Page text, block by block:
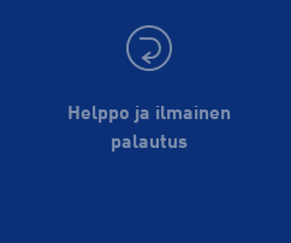
Helppo ja ilmainen
palautus